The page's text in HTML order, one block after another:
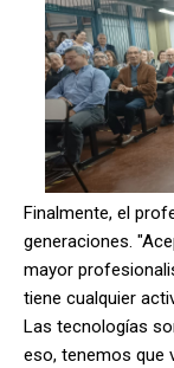
Finalmente, el
generaciones.
mayor
tiene cualquier
Las tecnologías
eso, tenemos que